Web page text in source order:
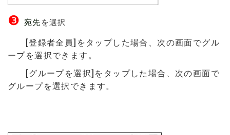
❸ 宛先 を選択
[登録者全員]をタップした場合、次の画面でグル
ープを選択できます。
[グループを選択]をタップした場合、次の画面で
グループを選択できます。